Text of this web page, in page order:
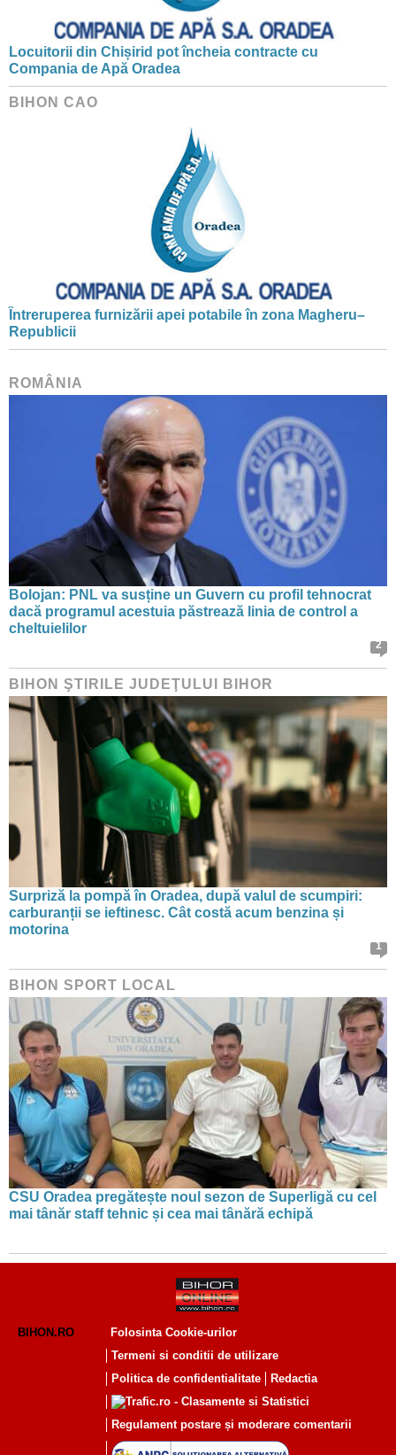
Locuitorii din Chișirid pot încheia contracte cu
Compania de Apă Oradea
BIHON CAO
Întreruperea furnizării apei potabile în zona Magheru–
Republicii
ROMÂNIA
Bolojan: PNL va susține un Guvern cu profil tehnocrat
dacă programul acestuia păstrează linia de control a
cheltuielilor
2
BIHON ŞTIRILE JUDEŢULUI BIHOR
Surpriză la pompă în Oradea, după valul de scumpiri:
carburanții se ieftinesc. Cât costă acum benzina și
motorina
1
BIHON SPORT LOCAL
CSU Oradea pregătește noul sezon de Superligă cu cel
mai tânăr staff tehnic și cea mai tânără echipă
BIHON.RO
Folosinta Cookie-urilor
Termeni si conditii de utilizare
Politica de confidentialitate
Redactia
Regulament postare și moderare comentarii